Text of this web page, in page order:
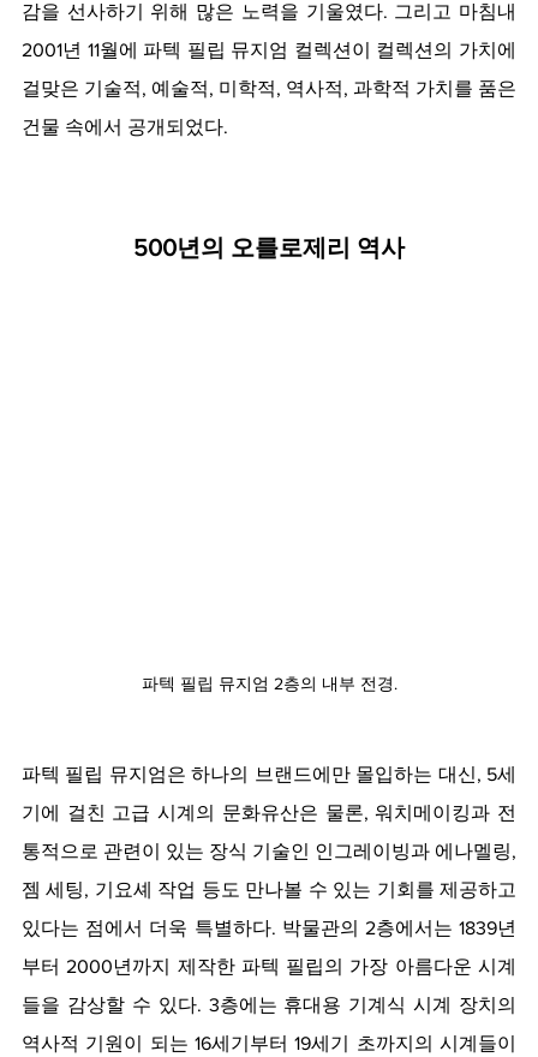
감을 선사하기 위해 많은 노력을 기울였다. 그리고 마침내
2001년 11월에 파텍 필립 뮤지엄 컬렉션이 컬렉션의 가치에
걸맞은 기술적, 예술적, 미학적, 역사적, 과학적 가치를 품은
건물 속에서 공개되었다.
500년의 오를로제리 역사
파텍 필립 뮤지엄 2층의 내부 전경.
파텍 필립 뮤지엄은 하나의 브랜드에만 몰입하는 대신, 5세
기에 걸친 고급 시계의 문화유산은 물론, 워치메이킹과 전
통적으로 관련이 있는 장식 기술인 인그레이빙과 에나멜링,
젬 세팅, 기요셰 작업 등도 만나볼 수 있는 기회를 제공하고
있다는 점에서 더욱 특별하다. 박물관의 2층에서는 1839년
부터 2000년까지 제작한 파텍 필립의 가장 아름다운 시계
들을 감상할 수 있다. 3층에는 휴대용 기계식 시계 장치의
역사적 기원이 되는 16세기부터 19세기 초까지의 시계들이